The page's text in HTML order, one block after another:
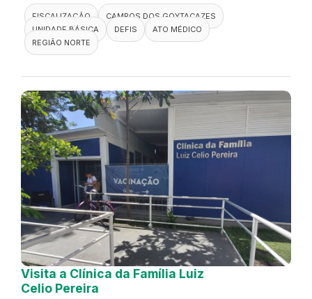
FISCALIZAÇÃO
CAMPOS DOS GOYTACAZES
UNIDADE BÁSICA
DEFIS
ATO MÉDICO
REGIÃO NORTE
Visita a Clínica da Família Luiz
Celio Pereira